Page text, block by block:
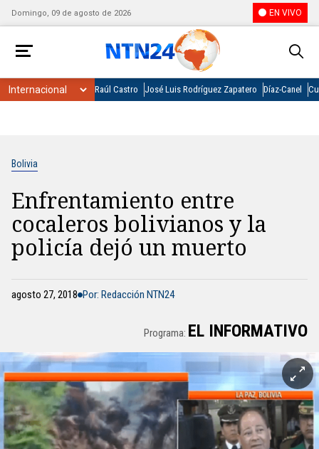
Domingo, 09 de agosto de 2026 EN VIVO
Raúl Castro José Luis Rodríguez Zapatero Díaz-Canel
Bolivia
Enfrentamiento entre
cocaleros bolivianos y la
policía dejó un muerto
agosto 27, 2018 Por: Redacción NTN24
Programa: EL INFORMATIVO